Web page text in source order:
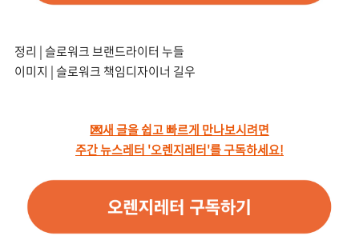
정리 | 슬로워크 브랜드라이터 누들
이미지 | 슬로워크 책임디자이너 길우
💌새 글을 쉽고 빠르게 만나보시려면
주간 뉴스레터 '오렌지레터'를 구독하세요!